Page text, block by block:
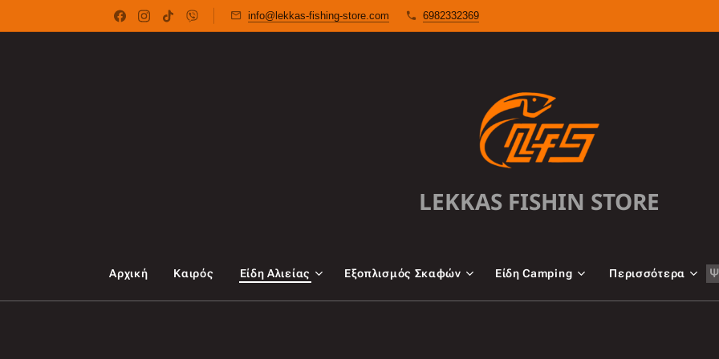
info@lekkas-fishing-store.com 6982332369
LEKKAS FISHIN STORE
Αρχική Καιρός Είδη Αλιείας Εξoπλισμός Σκαφών Είδη Camping Περισσότερα